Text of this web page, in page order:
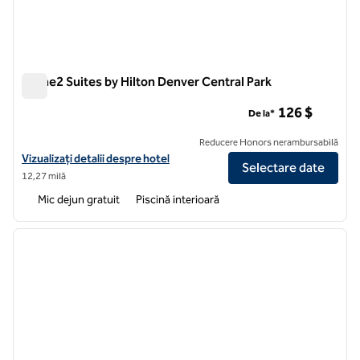
Home2 Suites by Hilton Denver Central Park
Vizualizați detaliile hotelului pentru Home2 Suites by Hilton Denver
Vizualizați detalii despre hotel
12,27 milă
De la* 126 $
Reducere Honors nerambursabilă
Selectare date
Mic dejun gratuit Piscină interioară
1 din 12